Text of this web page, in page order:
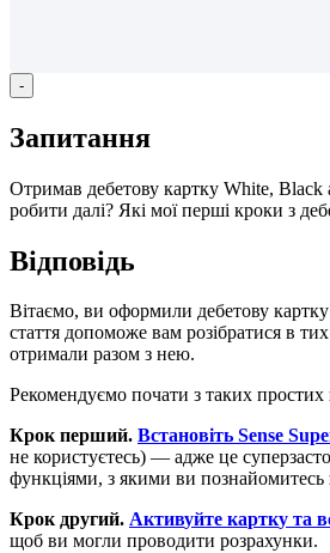
-
Запитання
Отримав дебетову картку White, Black
робити далі? Які мої перші кроки з деб
Відповідь
Вітаємо, ви оформили дебетову картку
стаття допоможе вам розібратися в тих
отримали разом з нею.
Рекомендуємо почати з таких простих
Крок перший. Встановіть Sense
не користуєтесь) — адже це суперзасто
функціями, з якими ви познайомитесь
Крок другий. Активуйте картку та в
щоб ви могли проводити розрахунки.